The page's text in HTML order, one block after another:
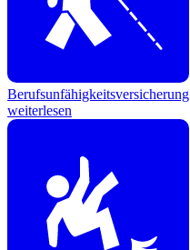
Berufsunfähigkeitsversicherung
weiterlesen